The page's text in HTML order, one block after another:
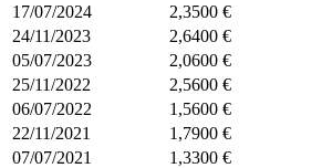
17/07/2024
2,3500 €
24/11/2023
2,6400 €
05/07/2023
2,0600 €
25/11/2022
2,5600 €
06/07/2022
1,5600 €
22/11/2021
1,7900 €
07/07/2021
1,3300 €